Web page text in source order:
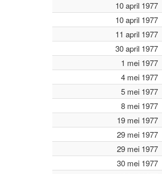
10 april 1977
10 april 1977
11 april 1977
30 april 1977
1 mei 1977
4 mei 1977
5 mei 1977
8 mei 1977
19 mei 1977
29 mei 1977
29 mei 1977
30 mei 1977